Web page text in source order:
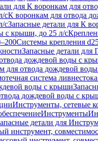
для К воронкам для
сК воронкам для отвода
сЗапасные детали для К
с крыши, до 25 л/с
Системы крепления
Запасные детали для
дождевой воды с
для отвода дождевой
система
воды с крыши
дождевой воды с
Инструменты, сетевые
Инструменты
детали для
инструмент,